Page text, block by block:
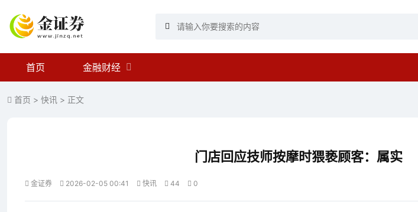
首页 金融财经
首页 > 快讯 > 正文
门店回应技师按摩时猥亵顾客：属实
金证券 2026-02-05 00:41 快讯 44 0